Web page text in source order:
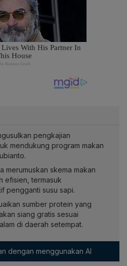
pengkajian
mendukung program makan
merumuskan skema makan
efisien, termasuk
pengganti susu sapi.
sumber protein yang
siang gratis sesuai
di daerah setempat.
dengan menggunakan AI